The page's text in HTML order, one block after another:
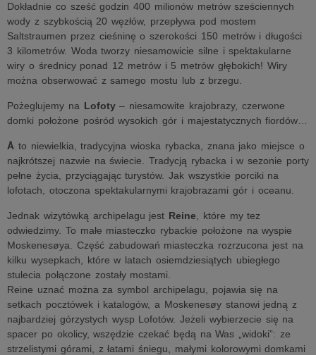
Dokładnie co sześć godzin 400 milionów metrów sześciennych
wody z szybkością 20 węzłów, przepływa pod mostem
Saltstraumen przez cieśninę o szerokości 150 metrów i długości
3 kilometrów. Woda tworzy niesamowicie silne i spektakularne
wiry o średnicy ponad 12 metrów i 5 metrów głębokich! Wiry
można obserwować z samego mostu lub z brzegu.
Pożeglujemy na Lofoty– niesamowite krajobrazy, czerwone
domki położone pośród wysokich gór i majestatycznych fiordów…
Å to niewielkia, tradycyjna wioska rybacka, znana jako miejsce o
najkrótszej nazwie na świecie. Tradycją rybacka i w sezonie porty
pełne życia, przyciągając turystów. Jak wszystkie porciki na
lofotach, otoczona spektakularnymi krajobrazami gór i oceanu.
Jednak wizytówką archipelagu jest Reine , które my tez
odwiedzimy. To małe miasteczko rybackie położone na wyspie
Moskenesøya. Część zabudowań miasteczka rozrzucona jest na
kilku wysepkach, które w latach osiemdziesiątych ubiegłego
stulecia połączone zostały mostami.
Reine uznać można za symbol archipelagu, pojawia się na
setkach pocztówek i katalogów, a Moskenesøy stanowi jedną z
najbardziej górzystych wysp Lofotów. Jeżeli wybierzecie się na
spacer po okolicy, wszędzie czekać będą na Was „widoki”: ze
strzelistymi górami, z łatami śniegu, małymi kolorowymi domkami